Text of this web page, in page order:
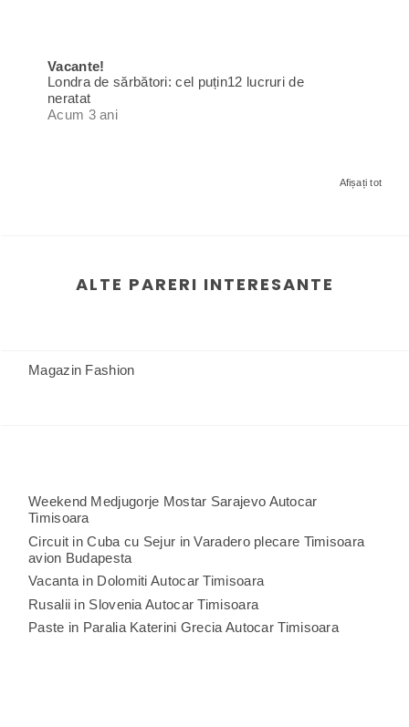
Vacante!
Londra de sărbători: cel puțin12 lucruri de
neratat
Acum 3 ani
Afișați tot
ALTE PARERI INTERESANTE
Magazin Fashion
Weekend Medjugorje Mostar Sarajevo Autocar
Timisoara
Circuit in Cuba cu Sejur in Varadero plecare Timisoara
avion Budapesta
Vacanta in Dolomiti Autocar Timisoara
Rusalii in Slovenia Autocar Timisoara
Paste in Paralia Katerini Grecia Autocar Timisoara